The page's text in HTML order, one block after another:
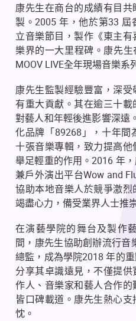
康先生在商台的成績有目
製。2005 年，他於第33
立音樂節目，製作《東主
樂界的一大里程碑。康先
MOOV LIVE全年現場音樂系
康先生監製經驗豐富，深
有重大貢獻。其在逾三十載
對藝人和年輕後進影響深遠
化品牌「89268」，十年間
十張音樂專輯，致力提高
舉足輕重的作用。2016 年
兼戶外演出平台Wow and
協助本地音樂人於競爭激烈
竭盡心力，備受業界人士推
在演藝學院的舞台及製作
間，康先生協助創辦流行音
總監，成為學院2018 年的
分享其卓識遠見，不僅提
作人、音樂家和藝人合作
皆口碑載道。康先生熱心
忱。